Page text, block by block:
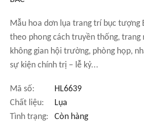
Mẫu hoa dơn lụa trang trí bục tượng
theo phong cách truyền thống, trang
không gian hội trường, phòng họp,
sự kiện chính trị – lễ kỷ...
Mã số:
HL6639
Chất liệu:
Lụa
Tình trạng:
Còn hàng